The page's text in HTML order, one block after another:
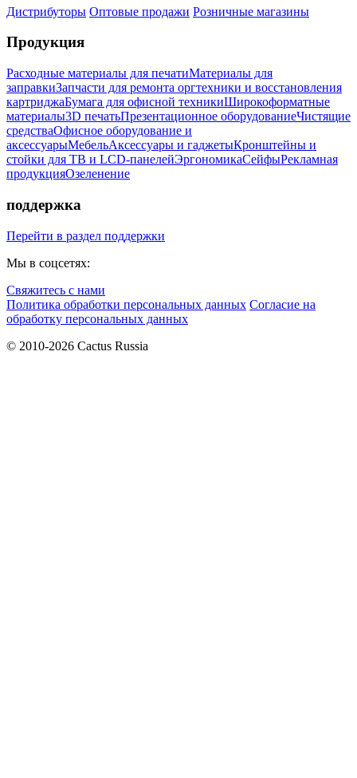
Дистрибуторы Оптовые продажи Розничные магазины
Продукция
Расходные материалы для печатиМатериалы для
заправкиЗапчасти для ремонта оргтехники и восстановления
картриджаБумага для офисной техникиШирокоформатные
материалы3D печатьПрезентационное оборудованиеЧистящие
средстваОфисное оборудование и
аксессуарыМебельАксессуары и гаджетыКронштейны и
стойки для ТВ и LCD-панелейЭргономикаСейфыРекламная
продукцияОзеленение
поддержка
Перейти в раздел поддержки
Мы в соцсетях:
Свяжитесь с нами
Политика обработки персональных данных Согласие на
обработку персональных данных
© 2010-2026 Cactus Russia